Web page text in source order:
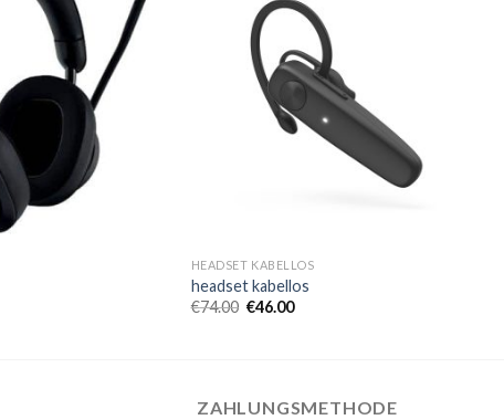
HEADSET KABELLOS
headset kabellos
€74.00 €46.00
ZAHLUNGSMETHODE